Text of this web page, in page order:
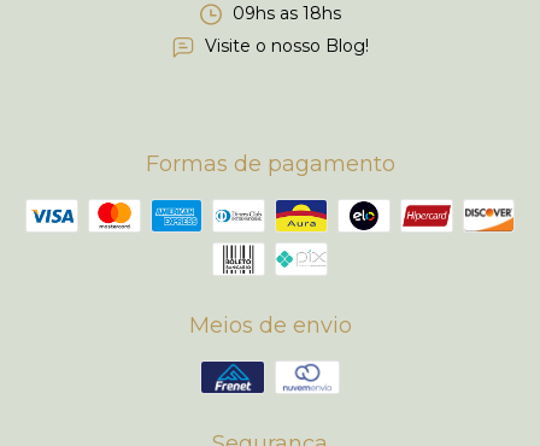
09hs as 18hs
Visite o nosso Blog!
Formas de pagamento
Meios de envio